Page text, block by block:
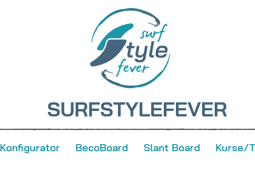
SURFSTYLEFEVER
Konfigurator BecoBoard Slant Board Kurse/